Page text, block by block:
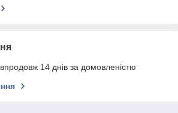
14 днів за домовленістю